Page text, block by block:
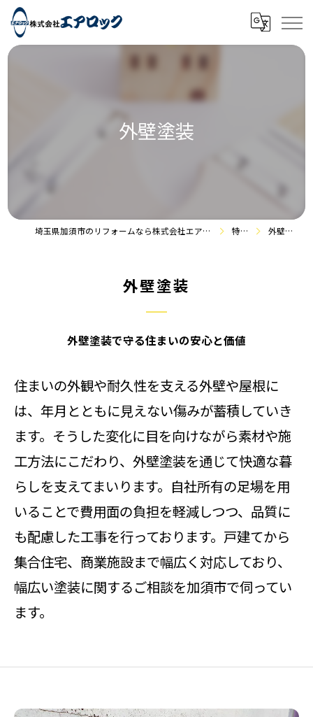
外壁塗装
埼玉県加須市のリフォームなら株式会社エアロック 特徴 外壁塗装
外壁塗装で守る住まいの安心と価値
外壁塗装
住まいの外観や耐久性を支える外壁や屋根に
は、年月とともに見えない傷みが蓄積していき
ます。そうした変化に目を向けながら素材や施
工方法にこだわり、外壁塗装を通じて快適な暮
らしを支えてまいります。自社所有の足場を用
いることで費用面の負担を軽減しつつ、品質に
も配慮した工事を行っております。戸建てから
集合住宅、商業施設まで幅広く対応しており、
幅広い塗装に関するご相談を加須市で伺ってい
ます。